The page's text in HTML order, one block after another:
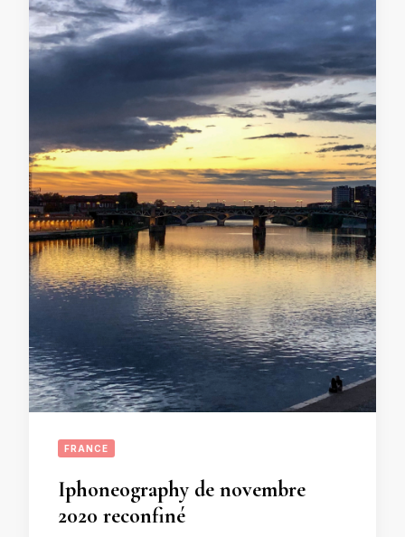
FRANCE
Iphoneography de novembre
2020 reconfiné